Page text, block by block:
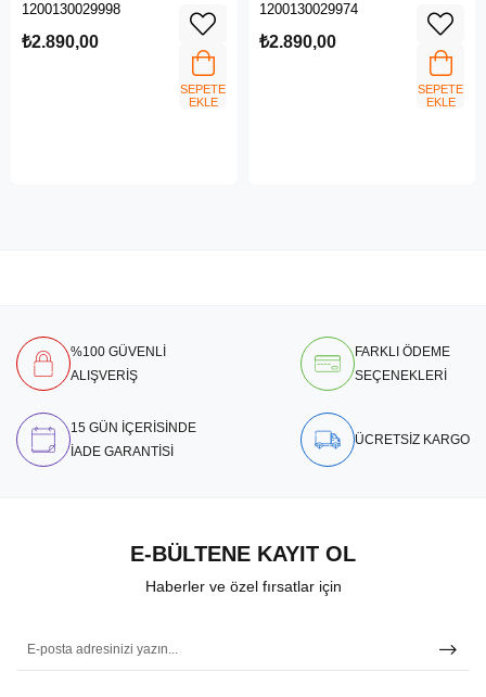
1200130029998
₺2.890,00
SEPETE
EKLE
1200130029974
₺2.890,00
SEPETE
EKLE
%100 GÜVENLİ
ALIŞVERİŞ
FARKLI ÖDEME
SEÇENEKLERİ
15 GÜN İÇERİSİNDE
İADE GARANTİSİ
ÜCRETSİZ KARGO
E-BÜLTENE KAYIT OL
Haberler ve özel fırsatlar için